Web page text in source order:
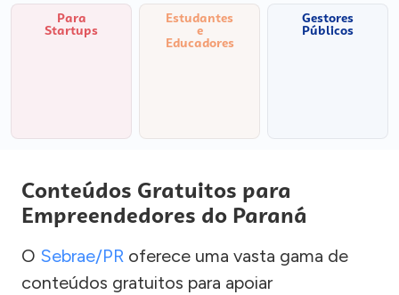
Para
Startups
Estudantes
e
Educadores
Gestores
Públicos
Conteúdos Gratuitos para
Empreendedores do Paraná
O Sebrae/PR oferece uma vasta gama de
conteúdos gratuitos para apoiar